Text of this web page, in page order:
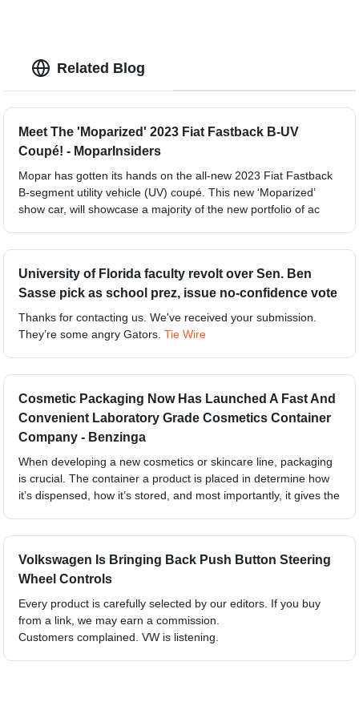
Related Blog
Meet The 'Moparized' 2023 Fiat Fastback B-UV
Coupé! - MoparInsiders
Mopar has gotten its hands on the all-new 2023 Fiat Fastback
B-segment utility vehicle (UV) coupé. This new ‘Moparized’
show car, will showcase a majority of the new portfolio of ac
University of Florida faculty revolt over Sen. Ben
Sasse pick as school prez, issue no-confidence vote
Thanks for contacting us. We've received your submission.
They’re some angry Gators.Tie Wire
Cosmetic Packaging Now Has Launched A Fast And
Convenient Laboratory Grade Cosmetics Container
Company - Benzinga
When developing a new cosmetics or skincare line, packaging
is crucial. The container a product is placed in determine how
it’s dispensed, how it’s stored, and most importantly, it gives the
Volkswagen Is Bringing Back Push Button Steering
Wheel Controls
Every product is carefully selected by our editors. If you buy
from a link, we may earn a commission.
Customers complained. VW is listening.